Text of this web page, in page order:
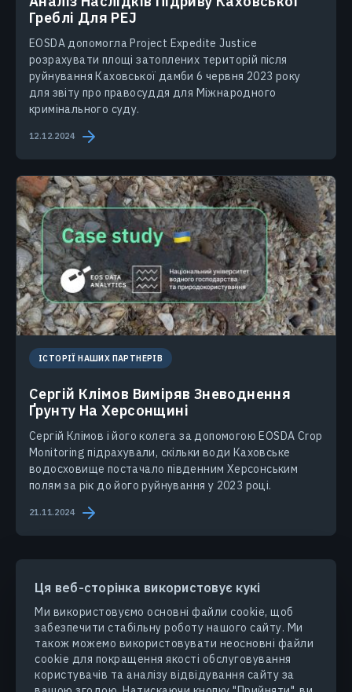
Ця веб-сторінка використовує кукі
Ми використовуємо основні файли cookie, щоб
забезпечити стабільну роботу нашого сайту. Ми
також можемо використовувати неосновні файли
cookie для покращення якості обслуговування
користувачів та аналізу відвідування сайту за
Греблі Для PEJ
EOSDA допомогла Project Expedite Justice
розрахувати площі затоплених територій після
руйнування Каховської дамби 6 червня 2023 року
для звіту про правосуддя для Міжнародного
кримінального суду.
12.12.2024
ІСТОРІЇ НАШИХ ПАРТНЕРІВ
Сергій Клімов Виміряв Зневоднення
Ґрунту На Херсонщині
Сергій Клімов і його колега за допомогою EOSDA Crop
Monitoring підрахували, скільки води Каховське
водосховище постачало південним Херсонським
полям за рік до його руйнування у 2023 році.
21.11.2024
ПРОДУКТИ ТА РІШЕННЯ
ГАЛУЗІ